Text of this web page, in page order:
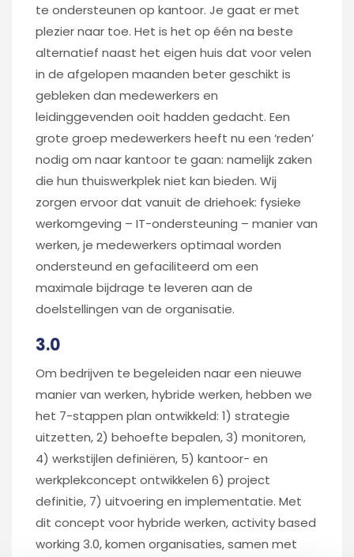
te ondersteunen op kantoor. Je gaat er met
plezier naar toe. Het is het op één na beste
alternatief naast het eigen huis dat voor velen
in de afgelopen maanden beter geschikt is
gebleken dan medewerkers en
leidinggevenden ooit hadden gedacht. Een
grote groep medewerkers heeft nu een ‘reden’
nodig om naar kantoor te gaan: namelijk zaken
die hun thuiswerkplek niet kan bieden. Wij
zorgen ervoor dat vanuit de driehoek: fysieke
werkomgeving – IT-ondersteuning – manier van
werken, je medewerkers optimaal worden
ondersteund en gefaciliteerd om een
maximale bijdrage te leveren aan de
doelstellingen van de organisatie.
3.0
Om bedrijven te begeleiden naar een nieuwe
manier van werken, hybride werken, hebben we
het 7-stappen plan ontwikkeld: 1) strategie
uitzetten, 2) behoefte bepalen, 3) monitoren,
4) werkstijlen definiëren, 5) kantoor- en
werkplekconcept ontwikkelen 6) project
definitie, 7) uitvoering en implementatie. Met
dit concept voor hybride werken, activity based
working 3.0, komen organisaties, samen met